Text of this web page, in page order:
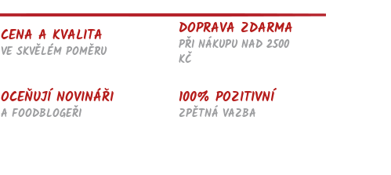
CENA A KVALITA
VE SKVĚLÉM POMĚRU
DOPRAVA ZDARMA
PŘI NÁKUPU NAD 2500
KČ
OCEŇUJÍ NOVINÁŘI
A FOODBLOGEŘI
100% POZITIVNÍ
ZPĚTNÁ VAZBA